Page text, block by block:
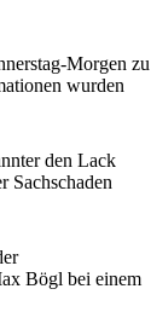
Morgen zu
wurden
den Lack
Sachschaden
Bögl bei einem